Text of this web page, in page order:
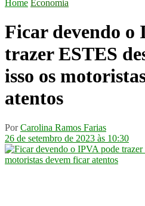
Home Economia
Ficar devendo o
trazer ESTES
isso os
atentos
Por Carolina Ramos Farias
26 de setembro de 2023 às 10:30